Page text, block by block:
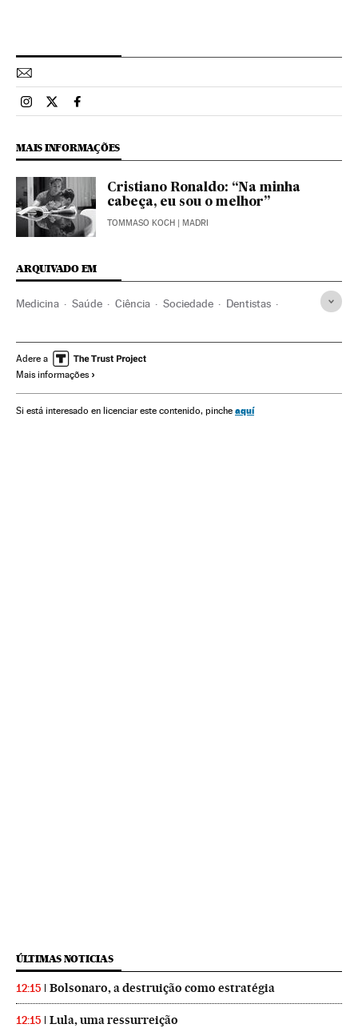
Esportes El País Brasil en Instagram
Esportes El País Brasil en Twitter
Esportes El País Brasil en Facebook
MAIS INFORMAÇÕES
Cristiano Ronaldo: “Na minha
cabeça, eu sou o melhor”
TOMMASO KOCH | MADRI
ARQUIVADO EM
Medicina Saúde Ciência Sociedade Dentistas
Futebol Doenças Previdência
Adere a
Mais informações
Si está interesado en licenciar este contenido, pinche aquí
ÚLTIMAS NOTICIAS
12:15 Bolsonaro, a destruição como estratégia
12:15 Lula, uma ressurreição